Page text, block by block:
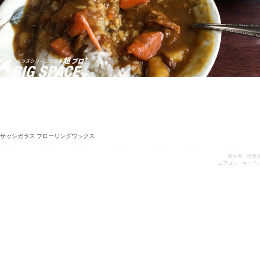
サッシガラス フローリングワックス
愛知県、岐阜
エアコン・キッチ